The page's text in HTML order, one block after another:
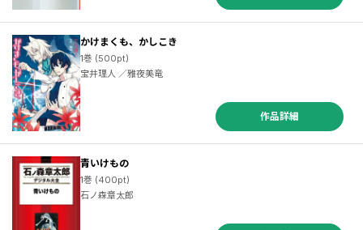
かけまくも、かしこき
1巻 (500pt)
宝井理人 ／雅夜美竜
作品詳細
青いけもの
1巻 (400pt)
石ノ森章太郎